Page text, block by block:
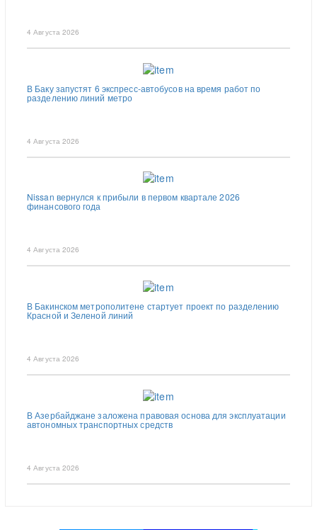
4 Августа 2026
В Баку запустят 6 экспресс-автобусов на время работ по
разделению линий метро
4 Августа 2026
Nissan вернулся к прибыли в первом квартале 2026
финансового года
4 Августа 2026
В Бакинском метрополитене стартует проект по разделению
Красной и Зеленой линий
4 Августа 2026
В Азербайджане заложена правовая основа для эксплуатации
автономных транспортных средств
4 Августа 2026